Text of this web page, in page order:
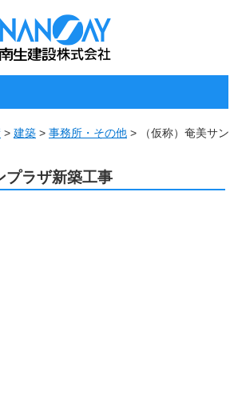
> 建築 > 事務所・その他 >
（仮称）奄美サン
プラザ新築工事